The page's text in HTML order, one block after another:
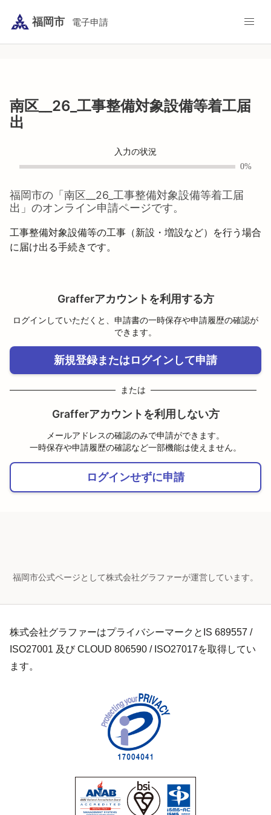
福岡市 電子申請
南区__26_工事整備対象設備等着工届
出
入力の状況
0%
福岡市の「 南区__26_工事整備対象設備等着工届
出 」のオンライン申請ページです。
工事整備対象設備等の工事（新設・増設など）を行う場合
に届け出る手続きです。
Grafferアカウントを利用する方
ログインしていただくと、申請書の一時保存や申請履歴の確認が
できます。
新規登録またはログインして申請
または
Grafferアカウントを利用しない方
メールアドレスの確認のみで申請ができます。
一時保存や申請履歴の確認など一部機能は使えません。
ログインせずに申請
福岡市公式ページとして株式会社グラファーが運営しています。
株式会社グラファーはプライバシーマークとIS 689557 /
ISO27001 及び CLOUD 806590 / ISO27017を取得してい
ます。